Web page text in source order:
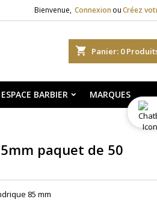
Bienvenue, Connexion ouCréez
shopping_cart Panier: 0
ESPACE BARBIER MARQUES
paquet de 50
85 mm